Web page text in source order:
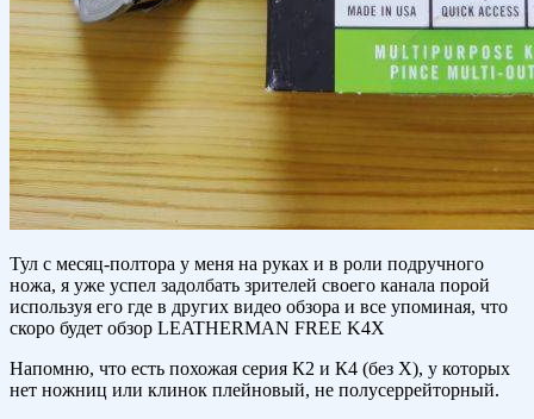
Тул с месяц-полтора у меня на руках и в роли подручного
ножа, я уже успел задолбать зрителей своего канала порой
используя его где в других видео обзора и все упоминая, что
скоро будет обзор LEATHERMAN FREE K4X
Напомню, что есть похожая серия К2 и К4 (без Х), у которых
нет ножниц или клинок плейновый, не полусеррейторный.